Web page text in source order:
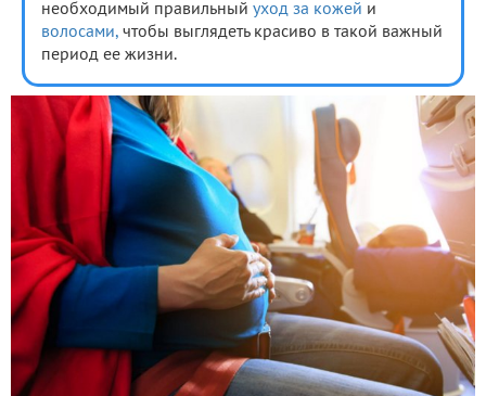
необходимый правильный уход за кожей и
волосами, чтобы выглядеть красиво в такой важный
период ее жизни.